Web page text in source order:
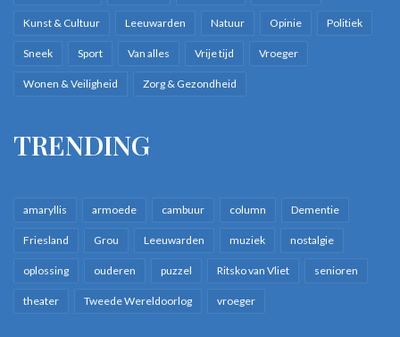
Kunst & Cultuur Leeuwarden Natuur Opinie Politiek
Sneek Sport Van alles Vrije tijd Vroeger
Wonen & Veiligheid Zorg & Gezondheid
TRENDING
amaryllis armoede cambuur column Dementie
Friesland Grou Leeuwarden muziek nostalgie
oplossing ouderen puzzel Ritsko van Vliet senioren
theater Tweede Wereldoorlog vroeger